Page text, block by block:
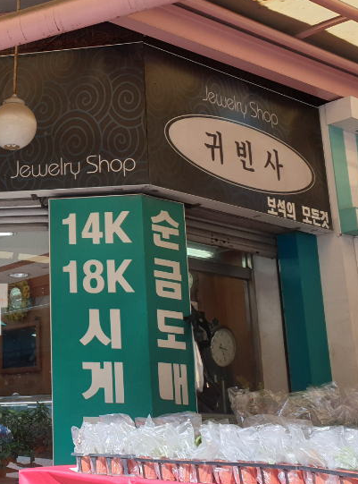
구월로276번길 70 1층
구월로276번길 56
장수식품
식품
010-2638-2358
구월로276번길 29
전통즉석수제강정
032-467-0265
호구포로800번길 28